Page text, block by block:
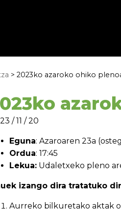
> 2023ko azaroko ohiko
/ 11 / 20
Eguna: Azaroaren 23a
Ordua: 17:45
Lekua: Udaletxeko pleno
izango dira tratatuko
Aurreko bilkuretako aktak